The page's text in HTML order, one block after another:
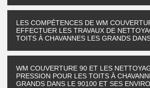
LES COMPÉTENCES DE WM
EFFECTUER LES TRAVAUX DE
TOITS À CHAVANNES LES GRANDS
WM COUVERTURE 90 ET LES
PRESSION POUR LES TOITS À
GRANDS DANS LE 90100 ET SES